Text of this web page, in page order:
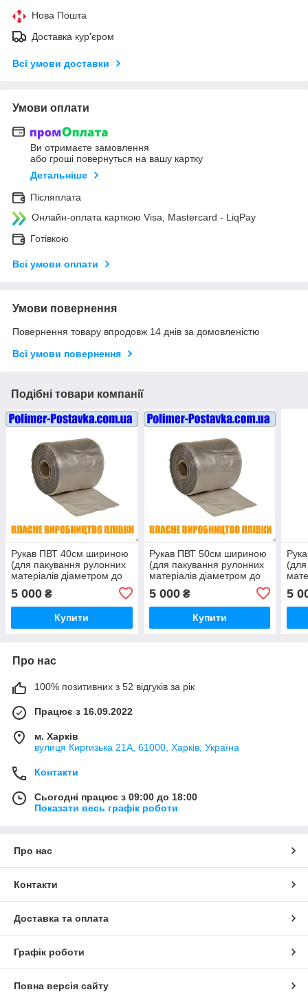
Нова Пошта
Доставка кур'єром
Всі умови доставки
Умови оплати
Ви отримаєте замовлення
або гроші повернуться на вашу картку
Детальніше
Післяплата
Онлайн-оплата карткою Visa, Mastercard - LiqPay
Готівкою
Всі умови оплати
Умови повернення
Повернення товару впродовж 14 днів за домовленістю
Всі умови повернення
Подібні товари компанії
Рукав ПВТ 40см шириною
(для пакування рулонних
матеріалів діаметром до
25см) 80мкм 420метрів (з
вторинного поліетилену)
5 000 ₴
Купити
Рукав ПВТ 50см шириною
(для пакування рулонних
матеріалів діаметром до
31см) 80мкм 340метрів (з
вторинного поліетилену)
5 000₴
Купити
5
Про нас
100% позитивних з 52 відгуків за рік
Працює з 16.09.2022
м. Харків
вулиця Киргизька 21А, 61000, Харків, Україна
Контакти
Сьогодні працює з 09:00 до 18:00
Показати весь графік роботи
Про нас
Контакти
Доставка та оплата
Графік роботи
Повна версія сайту